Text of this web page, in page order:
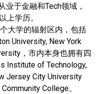
业于金融和Tech领域，
上学历。
大学的辐射区内，包括
University, New York
，市内本身也拥有四
Institute of Technology,
Jersey City University
College。